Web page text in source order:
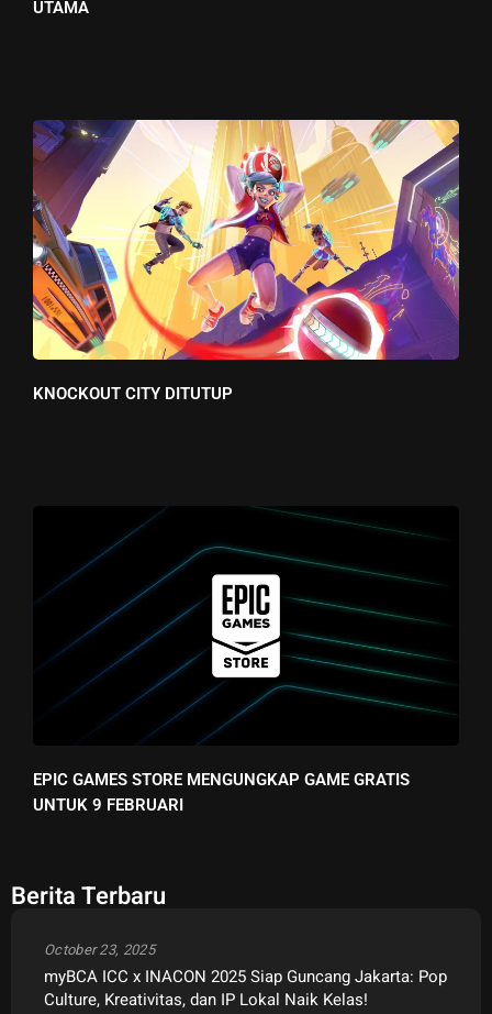
UTAMA
KNOCKOUT CITY DITUTUP
EPIC GAMES STORE MENGUNGKAP GAME GRATIS
UNTUK 9 FEBRUARI
Berita Terbaru
myBCA ICC x INACON 2025 Siap Guncang Jakarta: Pop
Culture, Kreativitas, dan IP Lokal Naik Kelas!
October 23, 2025